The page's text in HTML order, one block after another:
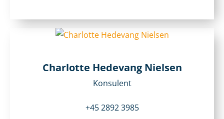
Charlotte Hedevang Nielsen
Konsulent
+45 2892 3985